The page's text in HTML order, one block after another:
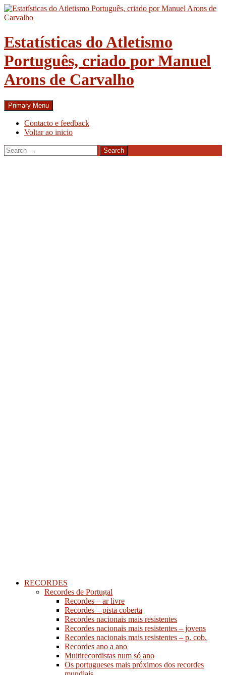
Skip
to
Estatísticas do Atletismo
Português, criado por Manuel
Arons de Carvalho
Search
Primary Menu
Contacto e feedback
Voltar ao inicio
Search
for:
RECORDES
Recordes de Portugal
Recordes – ar livre
Recordes – pista coberta
Recordes nacionais mais resistentes
Recordes nacionais mais resistentes – jovens
Recordes nacionais mais resistentes – p. cob.
Recordes ano a ano
Multirecordistas num só ano
Os portugueses mais próximos dos recordes